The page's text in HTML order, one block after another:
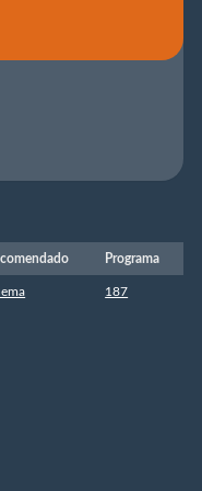
Programa
187